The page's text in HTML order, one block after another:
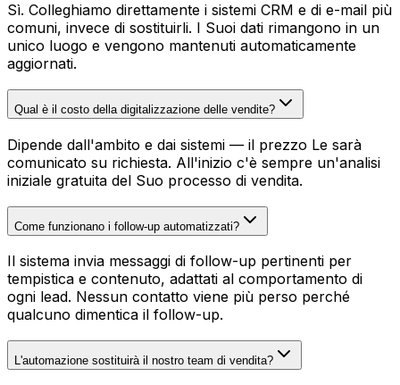
Sì. Colleghiamo direttamente i sistemi CRM e di e-mail più
comuni, invece di sostituirli. I Suoi dati rimangono in un
unico luogo e vengono mantenuti automaticamente
aggiornati.
Qual è il costo della digitalizzazione delle vendite?
Dipende dall'ambito e dai sistemi — il prezzo Le sarà
comunicato su richiesta. All'inizio c'è sempre un'analisi
iniziale gratuita del Suo processo di vendita.
Come funzionano i follow-up automatizzati?
Il sistema invia messaggi di follow-up pertinenti per
tempistica e contenuto, adattati al comportamento di
ogni lead. Nessun contatto viene più perso perché
qualcuno dimentica il follow-up.
L'automazione sostituirà il nostro team di vendita?